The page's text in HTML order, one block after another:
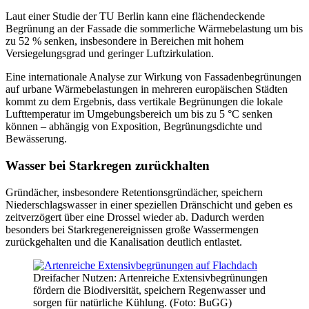
Laut einer Studie der TU Berlin kann eine flächendeckende
Begrünung an der Fassade die sommerliche Wärmebelastung um bis
zu 52 % senken, insbesondere in Bereichen mit hohem
Versiegelungsgrad und geringer Luftzirkulation.
Eine internationale Analyse zur Wirkung von Fassadenbegrünungen
auf urbane Wärmebelastungen in mehreren eu­ropäischen Städten
kommt zu dem Ergebnis, dass vertikale Begrünungen die lokale
Lufttemperatur im Umgebungsbereich um bis zu 5 °C senken
können – abhängig von Exposition, Begrünungsdichte und
Bewässerung.
Wasser bei Starkregen zurückhalten
Gründächer, insbesondere Retentionsgründächer, speichern
Niederschlagswasser in einer speziellen Dränschicht und geben es
zeitverzögert über eine Drossel wieder ab. Dadurch werden
besonders bei Starkregenereignissen große Wassermengen
zurückgehalten und die Kanalisation deutlich entlastet.
Dreifacher Nutzen: Artenreiche Extensivbegrünungen
fördern die Biodiversität, speichern Regenwasser und
sorgen für natürliche Kühlung. (Foto: BuGG)